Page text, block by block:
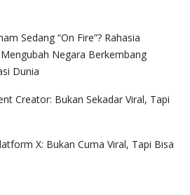
Sedang “On Fire”? Rahasia
Negara Berkembang
Dunia
Creator: Bukan Sekadar Viral, Tapi
X: Bukan Cuma Viral, Tapi Bisa